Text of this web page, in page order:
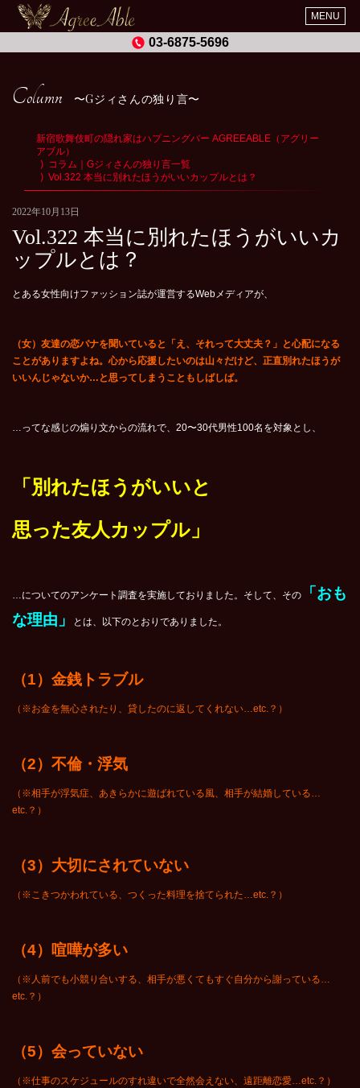
MENU
03-6875-5696
Column Gジィさんの独り言
新宿歌舞伎町の隠れ家はハプニングバー AGREEABLE（アグリー
アブル）
コラム｜Gジィさんの独り言一覧
Vol.322 本当に別れたほうがいいカップルとは？
2022年10月13日
Vol.322 本当に別れたほうがいいカ
ップルとは？
とある女性向けファッション誌が運営するWebメディアが、
（女）友達の恋バナを聞いていると「え、それって大丈夫？」と心配になる
ことがありますよね。心から応援したいのは山々だけど、正直別れたほうが
いいんじゃないか…と思ってしまうこともしばしば。
…ってな感じの煽り文からの流れで、20〜30代男性100名を対象とし、
「別れたほうがいいと
思った友人カップル」
…についてのアンケート調査を実施しておりました。そして、その
「おも
な理由」
とは、以下のとおりでありました。
（1）金銭トラブル
（※お金を無心されたり、貸したのに返してくれない…etc.？）
（2）不倫・浮気
（※相手が浮気症、あきらかに遊ばれている風、相手が結婚している…
etc.？）
（3）大切にされていない
（※こきつかわれている、つくった料理を捨てられた…etc.？）
（4）喧嘩が多い
（※人前でも小競り合いする、相手が悪くてもすぐ自分から謝っている…
etc.？）
（5）会っていない
（※仕事のスケジュールのすれ違いで全然会えない、遠距離恋愛…etc.？）